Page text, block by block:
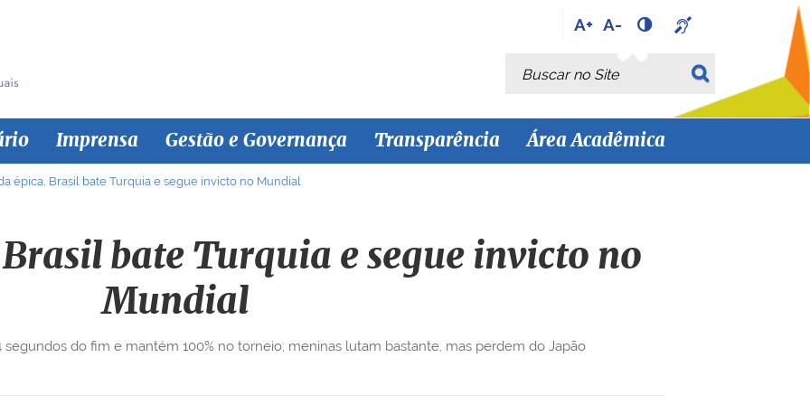
A+ A-
Busca
Busca Avançada…
Imprensa Gestão e Governança Transparência Área Acadêmica
épica, Brasil bate Turquia e segue invicto no Mundial
bate Turquia e segue invicto no
Mundial
do fim e mantém 100% no torneio; meninas lutam bastante, mas perdem do Japão